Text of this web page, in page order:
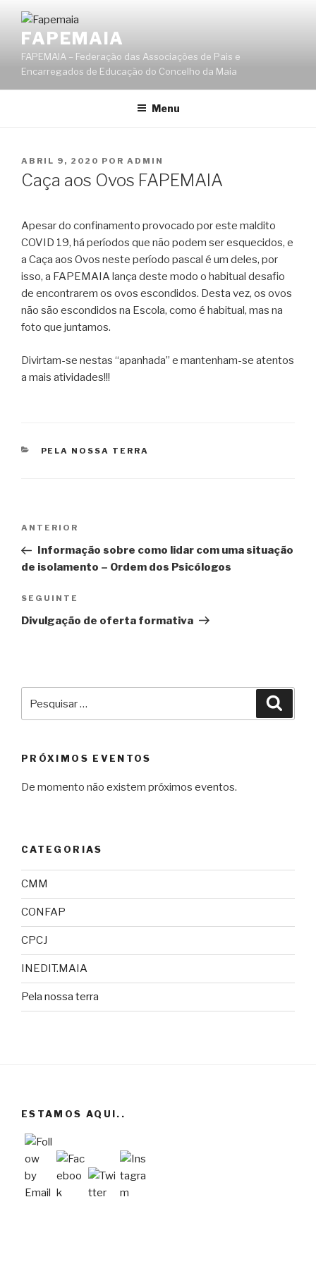
conteúdo
FAPEMAIA
FAPEMAIA – Federação das Associações de Pais e
Encarregados de Educação do Concelho da Maia
Menu
PUBLICADO
EM
ABRIL 9, 2020 POR ADMIN
Caça aos Ovos FAPEMAIA
Apesar do confinamento provocado por este maldito
COVID 19, há períodos que não podem ser esquecidos, e
a Caça aos Ovos neste período pascal é um deles, por
isso, a FAPEMAIA lança deste modo o habitual desafio
de encontrarem os ovos escondidos. Desta vez, os ovos
não são escondidos na Escola, como é habitual, mas na
foto que juntamos.
Divirtam-se nestas “apanhada” e mantenham-se atentos
a mais atividades!!!
CATEGORIAS
PELA NOSSA TERRA
artigos
Conteúdo
anterior
ANTERIOR
Informação sobre como lidar com uma situação
de isolamento – Ordem dos Psicólogos
Conteúdo
seguinte
SEGUINTE
Divulgação de oferta formativa
por:
PRÓXIMOS EVENTOS
De momento não existem próximos eventos.
CATEGORIAS
CMM
CONFAP
CPCJ
INEDIT.MAIA
Pela nossa terra
ESTAMOS AQUI..